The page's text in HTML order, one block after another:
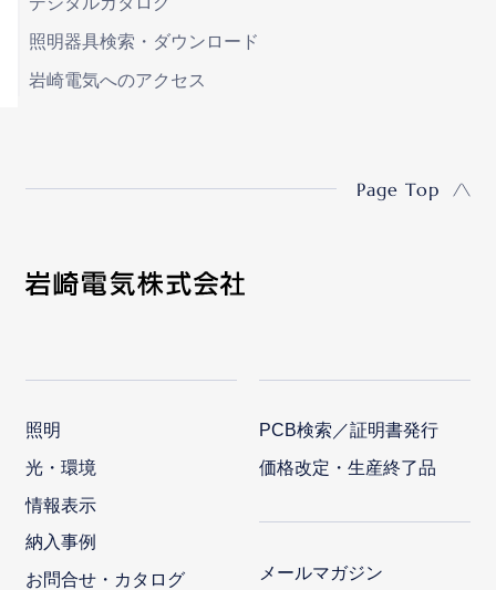
照明器具検索・ダウンロード
岩崎電気へのアクセス
Page Top
照明
光・環境
情報表示
納入事例
お問合せ・カタログ
PCB検索／証明書発行
価格改定・生産終了品
メールマガジン